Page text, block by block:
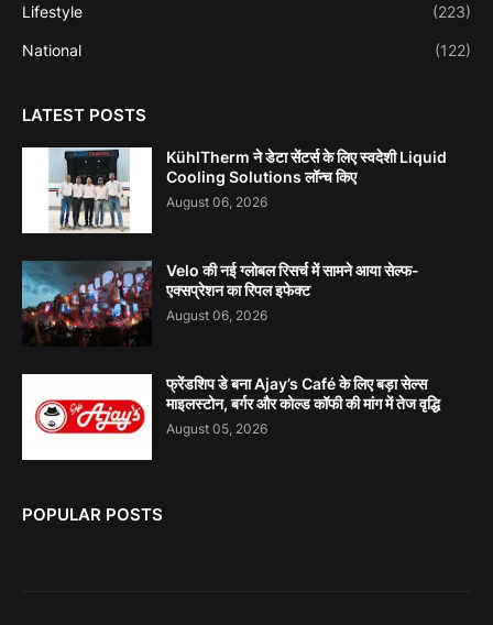
Lifestyle (223)
National (122)
LATEST POSTS
KühlTherm ने डेटा सेंटर्स के लिए स्वदेशी Liquid
Cooling Solutions लॉन्च किए
August 06, 2026
Velo की नई ग्लोबल रिसर्च में सामने आया सेल्फ-
एक्सप्रेशन का रिपल इफेक्ट
August 06, 2026
फ्रेंडशिप डे बना Ajay’s Café के लिए बड़ा सेल्स
माइलस्टोन, बर्गर और कोल्ड कॉफी की मांग में तेज वृद्धि
August 05, 2026
POPULAR POSTS